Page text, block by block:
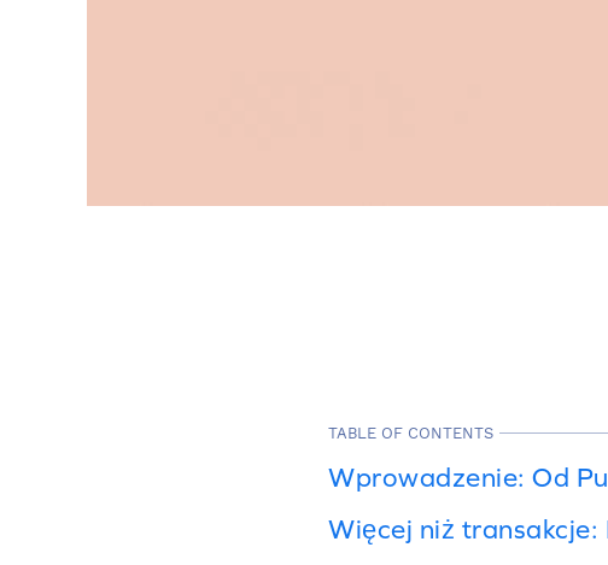
TABLE OF CONTENTS
Wprowadzenie: Od
Więcej niż